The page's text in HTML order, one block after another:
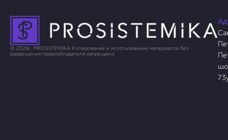
© 2026г. PROSISTEMIKA Копирование и использование материалов без
разрешения правообладателя запрещено